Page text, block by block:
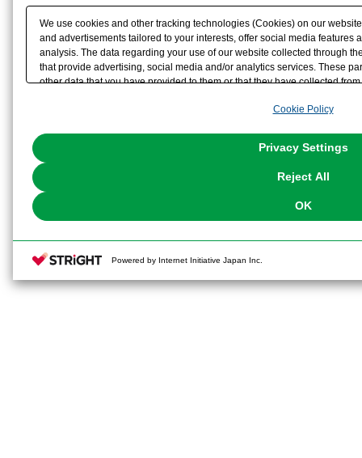
We use cookies and other tracking technologies (Cookies) on our
and advertisements tailored to your interests, offer social media features
analysis. The data regarding your use of our website collected through
that provide advertising, social media and/or analytics services. These
other data that you have provided to them or that they have collected
the use of all Cookies except for Strictly Necessary Cookies, please
You can change your consent or rejection settings at any time via
Cookie Policy
Privacy Settings
Reject All
OK
Powered by Internet Initiative Japan Inc.